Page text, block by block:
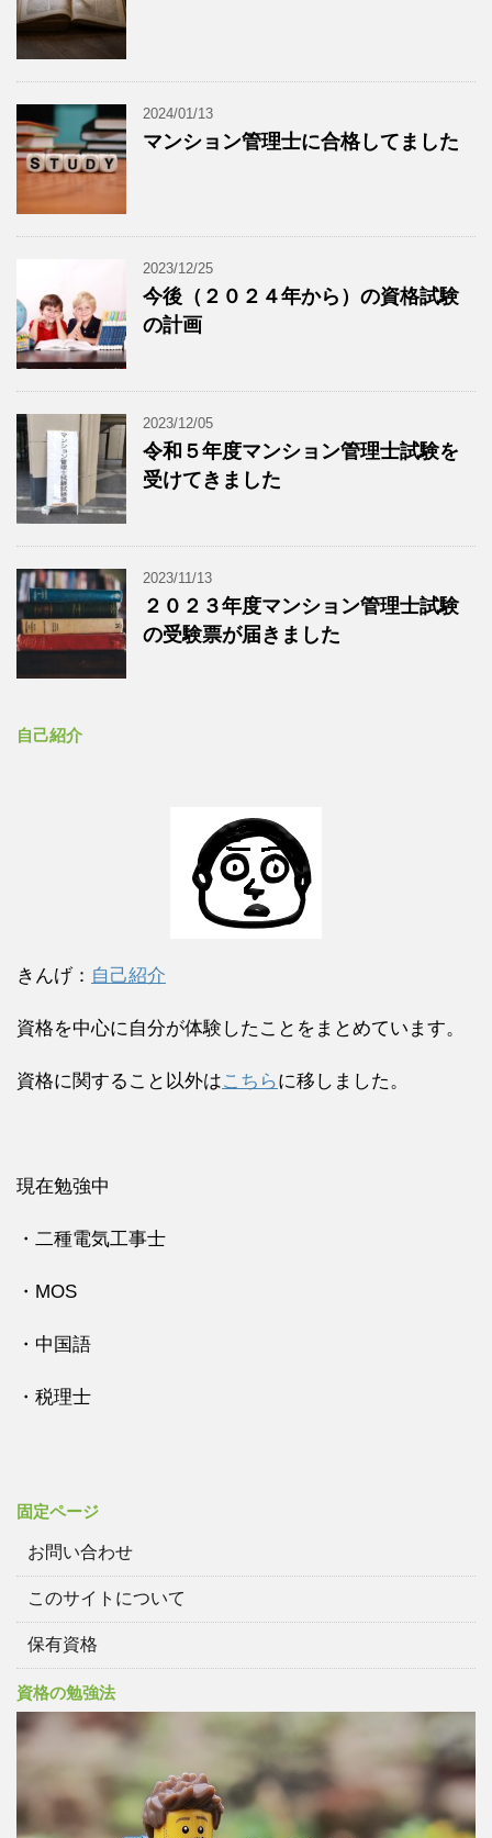
2024/01/13
マンション管理士に合格してました
2023/12/25
今後（２０２４年から）の資格試験
の計画
2023/12/05
令和５年度マンション管理士試験を
受けてきました
2023/11/13
２０２３年度マンション管理士試験
の受験票が届きました
自己紹介
きんげ： 自己紹介
資格を中心に自分が体験したことをまとめています。
資格に関すること以外はこちらに移しました。
現在勉強中
・二種電気工事士
・MOS
・中国語
・税理士
固定ページ
お問い合わせ
このサイトについて
保有資格
資格の勉強法